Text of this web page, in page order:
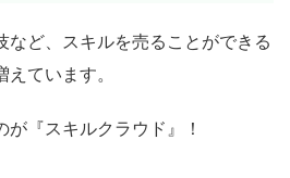
など、スキルを売ることができる
ています。
『スキルクラウド』！